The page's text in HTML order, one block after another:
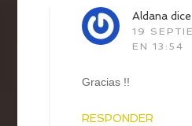
Aldana dice
19
EN 13:54
Gracias !!
RESPONDER